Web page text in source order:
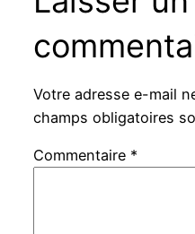
Votre adresse e-mail
champs obligatoires
Commentaire *